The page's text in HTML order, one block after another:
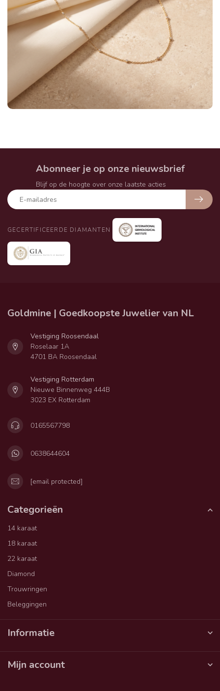
Abonneer je op onze nieuwsbrief
Blijf op de hoogte over onze laatste acties
GECERTIFICEERDE DIAMANTEN
Goldmine | Goedkoopste Juwelier van NL
Vestiging Roosendaal
Roselaar 1A
4701 BA Roosendaal
Vestiging Rotterdam
Nieuwe Binnenweg 444B
3023 EX Rotterdam
0165567798
0638644604
[email protected]
Categorieën
14 karaat
18 karaat
22 karaat
Diamond
Trouwringen
Beleggingen
Informatie
Mijn account